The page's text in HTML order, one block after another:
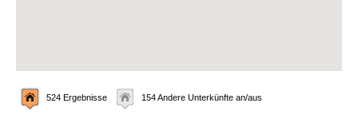
524 Ergebnisse 154 Andere Unterkünfte an/aus